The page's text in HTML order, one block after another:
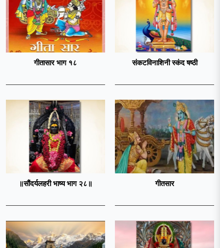
गीतासार भाग १८ संकटविनाशिनी स्कंद षष्ठी
॥सौंदर्यलहरी भाष्य भाग २८॥ गीतसार